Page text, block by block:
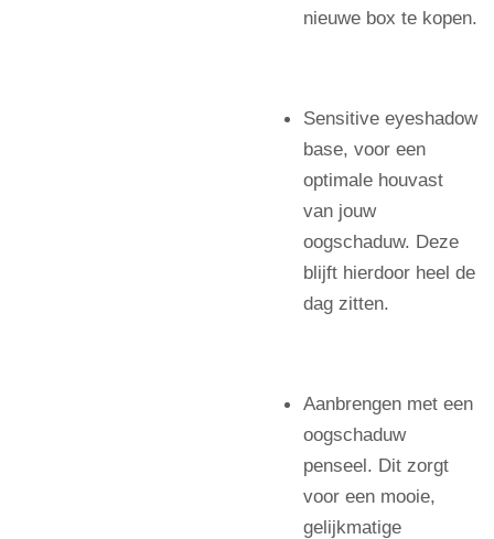
nieuwe box te kopen.
Sensitive eyeshadow
base, voor een
optimale houvast
van jouw
oogschaduw. Deze
blijft hierdoor heel de
dag zitten.
Aanbrengen met een
oogschaduw
penseel. Dit zorgt
voor een mooie,
gelijkmatige